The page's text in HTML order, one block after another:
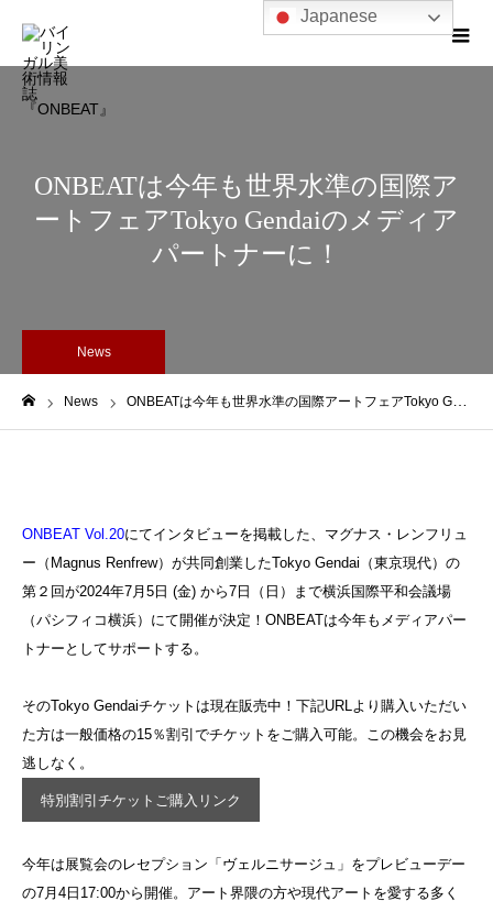
ONBEATは今年も世界水準の国際ア
ートフェアTokyo Gendaiのメディア
パートナーに！
News
News ONBEATは今年も世界水準の国際アートフェアTokyo Gendaiのメディアパートナーに！
ONBEAT Vol.20にてインタビューを掲載した、マグナス・レンフリュ
ー（Magnus Renfrew）が共同創業したTokyo Gendai（東京現代）の
第２回が2024年7月5日 (金) から7日（日）まで横浜国際平和会議場
（パシフィコ横浜）にて開催が決定！ONBEATは今年もメディアパー
トナーとしてサポートする。
そのTokyo Gendaiチケットは現在販売中！下記URLより購入いただい
た方は一般価格の15％割引でチケットをご購入可能。この機会をお見
逃しなく。
特別割引チケットご購入リンク
今年は展覧会のレセプション「ヴェルニサージュ」をプレビューデー
の7月4日17:00から開催。アート界隈の方や現代アートを愛する多く
Japanese